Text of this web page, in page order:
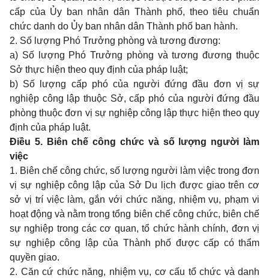
cấp của Ủy ban nhân dân Thành phố, theo tiêu chuẩn
chức danh do Ủy ban nhân dân Thành phố ban hành.
2. Số lượng Phó Trưởng phòng và tương đương:
a) Số lượng Phó Trưởng phòng và tương đương thuộc
Sở thực hiện theo quy định của pháp luật;
b) Số lượng cấp phó của người đứng đầu đơn vị sự
nghiệp công lập thuộc Sở, cấp phó của người đứng đầu
phòng thuộc đơn vị sự nghiệp công lập thực hiện theo quy
định của pháp luật.
Điều 5. Biên chế công chức và số lượng người làm
việc
1. Biên chế công chức, số lượng người làm việc trong đơn
vị sự nghiệp công lập của Sở Du lịch được giao trên cơ
sở vị trí việc làm, gắn với chức năng, nhiệm vụ, phạm vi
hoạt động và nằm trong tổng biên chế công chức, biên chế
sự nghiệp trong các cơ quan, tổ chức hành chính, đơn vị
sự nghiệp công lập của Thành phố được cấp có thẩm
quyền giao.
2. Căn cứ chức năng, nhiệm vụ, cơ cấu tổ chức và danh